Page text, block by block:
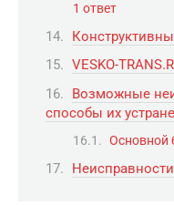
1 ответ
VESKO-
Возможные
способы их
Основной